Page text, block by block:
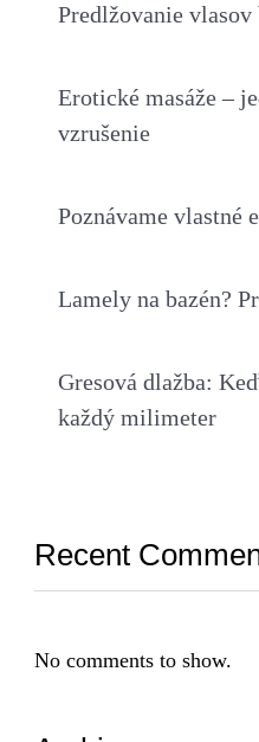
Predlžovanie vlasov
Erotické masáže –
vzrušenie
Poznávame vlastné
Lamely na bazén?
Gresová dlažba:
každý milimeter
Recent
No comments to show.